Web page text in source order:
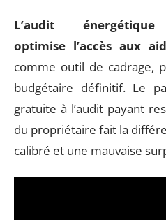
L’audit énergétique
optimise l’accès aux
comme outil de cadrage,
budgétaire définitif. Le
gratuite à l’audit payant
du propriétaire fait la
calibré et une mauvaise